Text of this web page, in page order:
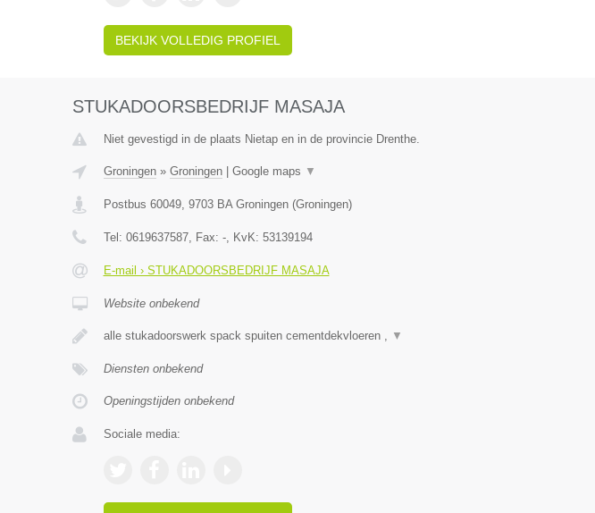
BEKIJK VOLLEDIG PROFIEL
STUKADOORSBEDRIJF MASAJA
Niet gevestigd in de plaats Nietap en in de provincie Drenthe.
Groningen» Groningen| Google maps ▼
Postbus 60049, 9703 BA Groningen(Groningen)
Tel: 0619637587, Fax: -, KvK: 53139194
E-mail › STUKADOORSBEDRIJF MASAJA
Website onbekend
alle stukadoorswerk spack spuiten cementdekvloeren , ▼
Diensten onbekend
Openingstijden onbekend
Sociale media: